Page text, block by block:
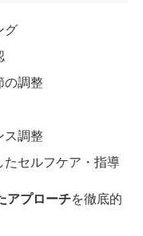
グ
の調整
ス調整
たセルフケア・指導
アプローチを徹底的